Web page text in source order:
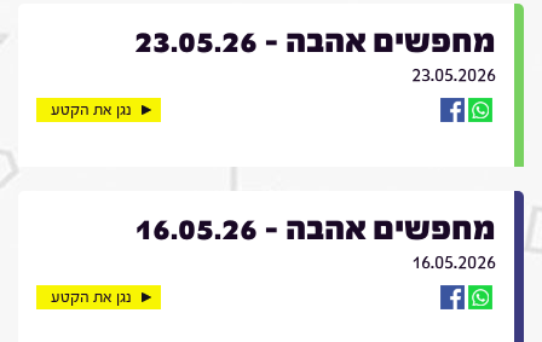
מחפשים אהבה - 23.05.26
23.05.2026
נגן את הקטע
מחפשים אהבה - 16.05.26
16.05.2026
נגן את הקטע